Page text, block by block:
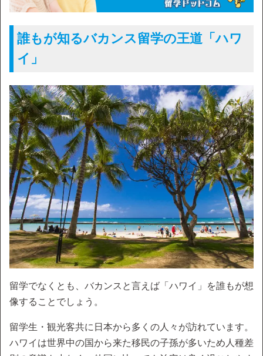
誰もが知るバカンス留学の王道「ハワ
イ」
留学でなくとも、バカンスと言えば「ハワイ」を誰もが想
像することでしょう。
留学生・観光客共に日本から多くの人々が訪れています。
ハワイは世界中の国から来た移民の子孫が多いため人種差